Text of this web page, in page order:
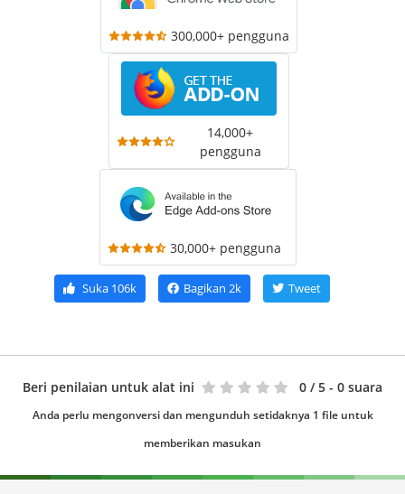
300,000+ pengguna
14,000+
pengguna
30,000+ pengguna
Suka106k Bagikan 2k Tweet
Beri penilaian untuk alat ini 0 / 5 - 0 suara
Anda perlu mengonversi dan mengunduh setidaknya 1 file untuk
memberikan masukan